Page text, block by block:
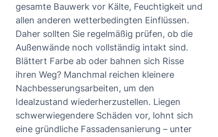
gesamte Bauwerk vor Kälte, Feuchtigkeit und
allen anderen wetterbedingten Einflüssen.
Daher sollten Sie regelmäßig prüfen, ob die
Außenwände noch vollständig intakt sind.
Blättert Farbe ab oder bahnen sich Risse
ihren Weg? Manchmal reichen kleinere
Nachbesserungsarbeiten, um den
Idealzustand wiederherzustellen. Liegen
schwerwiegendere Schäden vor, lohnt sich
eine gründliche Fassadensanierung – unter